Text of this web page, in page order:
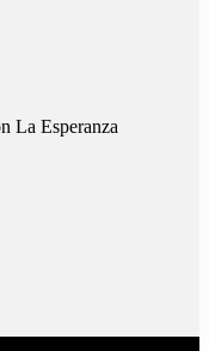
La Esperanza